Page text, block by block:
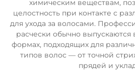
химическим веществам,
целостность при контакте с
для ухода за волосами.
расчески обычно выпускаются
формах, подходящих для
типов волос — от точной
прядей и